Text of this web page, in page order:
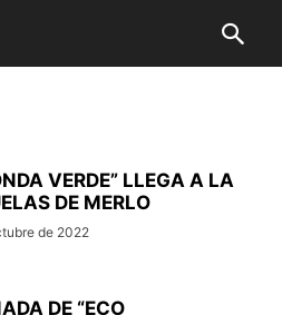
VERDE” LLEGA A LA
DE MERLO
de 2022
DE “ECO